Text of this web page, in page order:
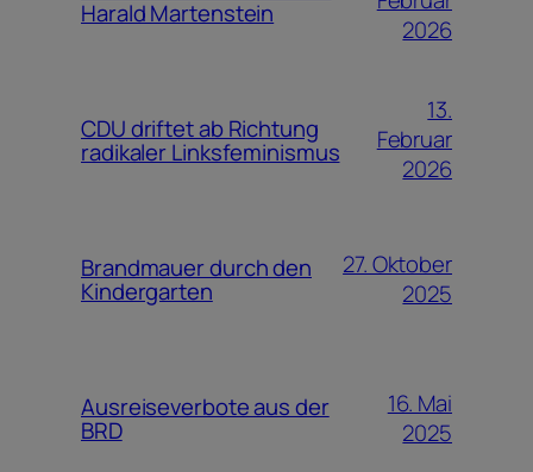
Harald Martenstein
2026
CDU driftet ab Richtung
radikaler Linksfeminismus
13.
Februar
2026
Brandmauer durch den
Kindergarten
27. Oktober
2025
Ausreiseverbote aus der
BRD
16. Mai
2025